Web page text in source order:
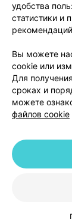
© 2026 ООО
удобства
статистики и
Вы можете
cookie или
Для
сроках и
можете
файлов cookie